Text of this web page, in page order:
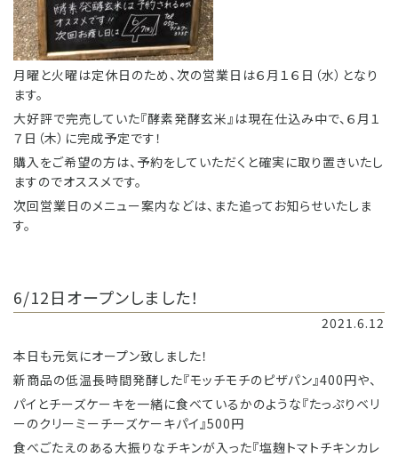
月曜と火曜は定休日のため、次の営業日は６月１６日（水）となり
ます。
大好評で完売していた『酵素発酵玄米』は現在仕込み中で、６月１
７日（木）に完成予定です！
購入をご希望の方は、予約をしていただくと確実に取り置きいたし
ますのでオススメです。
次回営業日のメニュー案内などは、また追ってお知らせいたしま
す。
6/12日オープンしました！
2021.6.12
本日も元気にオープン致しました！
新商品の低温長時間発酵した『モッチモチのピザパン』400円や、
パイとチーズケーキを一緒に食べているかのような『たっぷりベリ
ーのクリーミーチーズケーキパイ』500円
食べごたえのある大振りなチキンが入った『塩麹トマトチキンカレ